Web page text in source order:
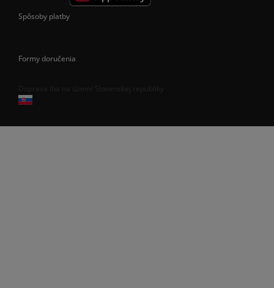
Spôsoby platby
Formy doručenia